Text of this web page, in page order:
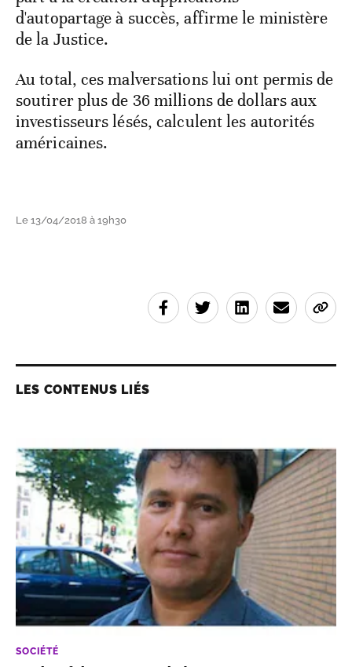
d'autopartage à succès, affirme le ministère
de la Justice.
Au total, ces malversations lui ont permis de
soutirer plus de 36 millions de dollars aux
investisseurs lésés, calculent les autorités
américaines.
Le 13/04/2018 à 19h30
LES CONTENUS LIÉS
SOCIÉTÉ